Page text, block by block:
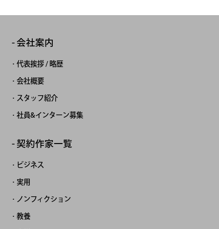
会社案内
代表挨拶 / 略歴
会社概要
スタッフ紹介
社員&インターン募集
契約作家一覧
ビジネス
実用
ノンフィクション
教養